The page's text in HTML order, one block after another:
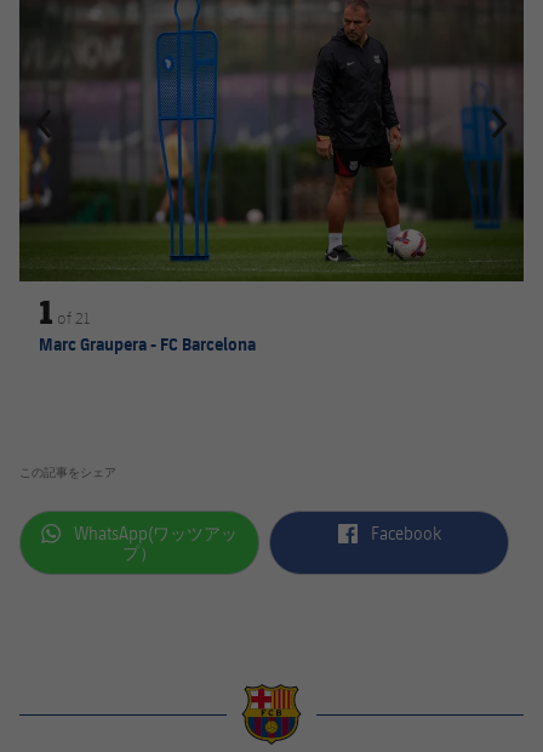
1 of 21
Marc Graupera - FC Barcelona
この記事をシェア
label.aria.whatsapp
WhatsApp(ワッツアッ
プ）
label.aria.facebook
Facebook